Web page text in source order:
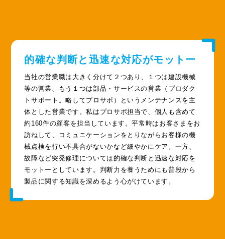
的確な判断と迅速な対応がモットー
当社の営業職は大きく分けて２つあり、１つは建設機械
等の営業、もう１つは部品・サービスの営業（プロダク
トサポート。略してプロサポ）というメンテナンスを主
体とした営業です。私はプロサポ担当で、個人も含めて
約160件の顧客を担当しています。平常時はお客さまをお
訪ねして、コミュニケーションをとりながらお客様の機
械点検を行い不具合がないかなど細やかにケア。一方、
故障など突発修理については的確な判断と迅速な対応を
モットーとしています。判断力を養うためにも普段から
製品に関する知識を深めるよう心がけています。